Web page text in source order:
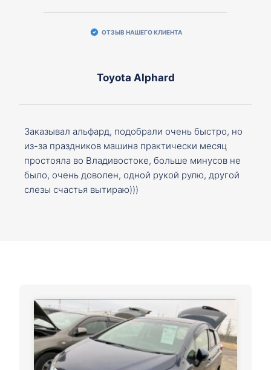
ОТЗЫВ НАШЕГО КЛИЕНТА
Toyota Alphard
Заказывал альфард, подобрали очень быстро, но
из-за праздников машина практически месяц
простояла во Владивостоке, больше минусов не
было, очень доволен, одной рукой рулю, другой
слезы счастья вытираю)))